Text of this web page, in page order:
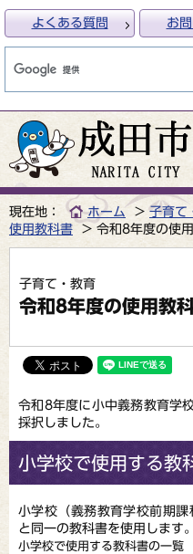
よくある質問 お
現在地： ホーム 子育て
使用教科書
令和8年度の使
子育て・教育
令和8年度の使用教
令和8年度に小中義務教育学
採択しました。
小学校で使用する教
小学校（義務教育学校前期
と同一の教科書を使用します
小学校で使用する教科書の一覧